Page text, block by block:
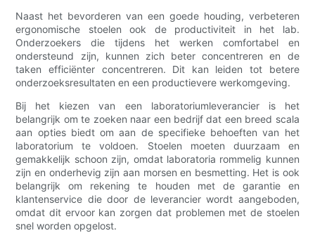
Naast het bevorderen van een goede houding, verbeteren
ergonomische stoelen ook de productiviteit in het lab.
Onderzoekers die tijdens het werken comfortabel en
ondersteund zijn, kunnen zich beter concentreren en de
taken efficiënter concentreren. Dit kan leiden tot betere
onderzoeksresultaten en een productievere werkomgeving.
Bij het kiezen van een laboratoriumleverancier is het
belangrijk om te zoeken naar een bedrijf dat een breed scala
aan opties biedt om aan de specifieke behoeften van het
laboratorium te voldoen. Stoelen moeten duurzaam en
gemakkelijk schoon zijn, omdat laboratoria rommelig kunnen
zijn en onderhevig zijn aan morsen en besmetting. Het is ook
belangrijk om rekening te houden met de garantie en
klantenservice die door de leverancier wordt aangeboden,
omdat dit ervoor kan zorgen dat problemen met de stoelen
snel worden opgelost.